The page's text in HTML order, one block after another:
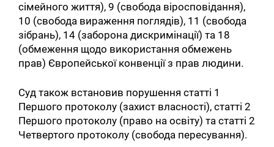
сімейного життя), 9 (свобода віросповідання),
10 (свобода вираження поглядів), 11 (свобода
зібрань), 14 (заборона дискримінації) та 18
(обмеження щодо використання обмежень
прав) Європейської конвенції з прав людини.
Суд також встановив порушення статті 1
Першого протоколу (захист власності), статті 2
Першого протоколу (право на освіту) та статті 2
Четвертого протоколу (свобода пересування).